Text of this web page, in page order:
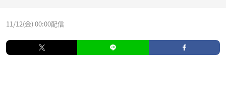
11/12(金) 00:00配信